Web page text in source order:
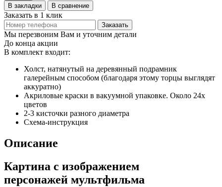
В закладки
В сравнение
Заказать в 1 клик
Заказать
Мы перезвоним Вам и уточним детали
До конца акции
В комплект входит:
Холст, натянутый на деревянный подрамник
галерейным способом (благодаря этому торцы выглядят
аккуратно)
Акриловые краски в вакуумной упаковке. Около 24х
цветов
2-3 кисточки разного диаметра
Схема-инструкция
Описание
Картина с изображением
персонажей мультфильма